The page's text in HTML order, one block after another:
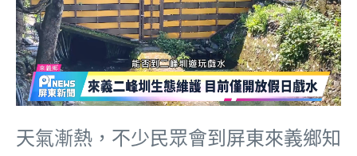
天氣漸熱，不少民眾會到屏東來義鄉知